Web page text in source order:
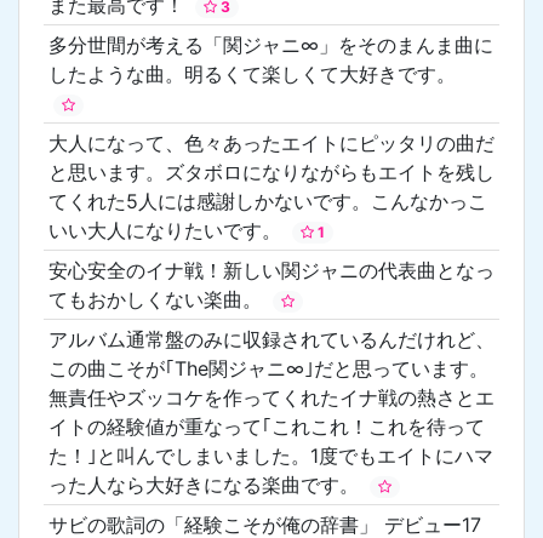
3
多分世間が考える「関ジャニ∞」をそのまんま曲に
したような曲。明るくて楽しくて大好きです。
大人になって、色々あったエイトにピッタリの曲だ
と思います。ズタボロになりながらもエイトを残し
てくれた5人には感謝しかないです。こんなかっこ
いい大人になりたいです。
1
安心安全のイナ戦！新しい関ジャニの代表曲となっ
てもおかしくない楽曲。
アルバム通常盤のみに収録されているんだけれど、
この曲こそが｢The関ジャニ∞｣だと思っています。
無責任やズッコケを作ってくれたイナ戦の熱さとエ
イトの経験値が重なって｢これこれ！これを待って
た！｣と叫んでしまいました。1度でもエイトにハマ
った人なら大好きになる楽曲です。
サビの歌詞の「経験こそが俺の辞書」 デビュー17